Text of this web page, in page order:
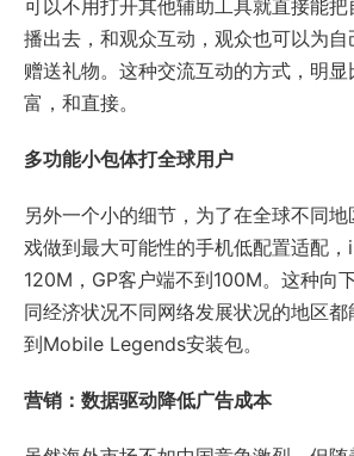
可以不用打开其他辅助工具就直接能
播出去，和观众互动，观众也可以为
赠送礼物。这种交流互动的方式，明
富，和直接。
多功能小包体打全球用户
另外一个小的细节，为了在全球不同
戏做到最大可能性的手机低配置适配，
120M，GP客户端不到100M。这种向
同经济状况不同网络发展状况的地区
到Mobile Legends安装包。
营销：数据驱动降低广告成本